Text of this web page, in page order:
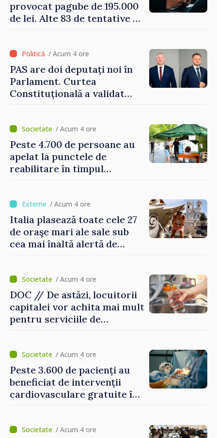
provocat pagube de 195.000
de lei. Alte 83 de tentative au
/ Acum 4 ore
PAS are doi deputați noi în
Parlament. Curtea
Constituțională a validat
/ Acum 4 ore
Peste 4.700 de persoane au
apelat la punctele de
reabilitare în timpul
/ Acum 4 ore
Italia plasează toate cele 27
de oraşe mari ale sale sub
cea mai înaltă alertă de
/ Acum 4 ore
DOC // De astăzi, locuitorii
capitalei vor achita mai mult
pentru serviciile de
/ Acum 4 ore
Peste 3.600 de pacienți au
beneficiat de intervenții
cardiovasculare gratuite în
/ Acum 4 ore